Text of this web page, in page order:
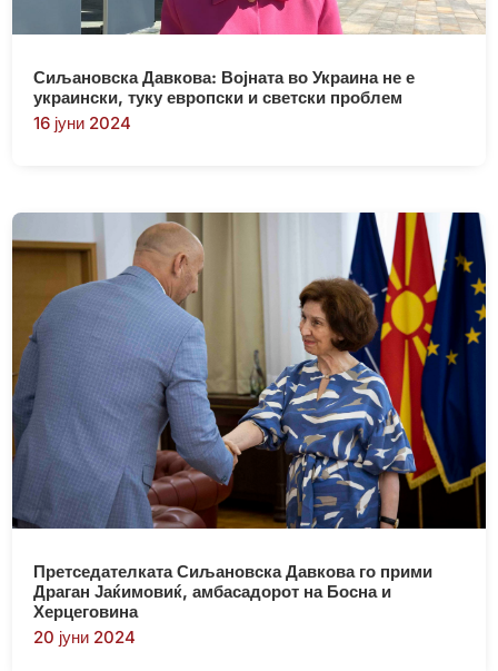
Сиљановска Давкова: Војната во Украина не е
украински, туку европски и светски проблем
16 јуни 2024
Претседателката Сиљановска Давкова го прими
Драган Јаќимовиќ, амбасадорот на Босна и
Херцеговина
20 јуни 2024